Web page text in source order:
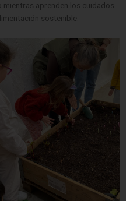
mientras aprenden los cuidados
sostenible.